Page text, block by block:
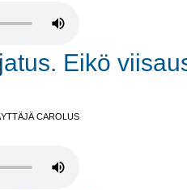
Eikö
CAROLUS